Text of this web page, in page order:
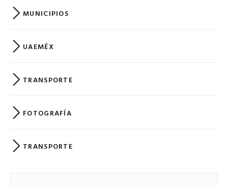
MUNICIPIOS
UAEMÉX
TRANSPORTE
FOTOGRAFÍA
TRANSPORTE